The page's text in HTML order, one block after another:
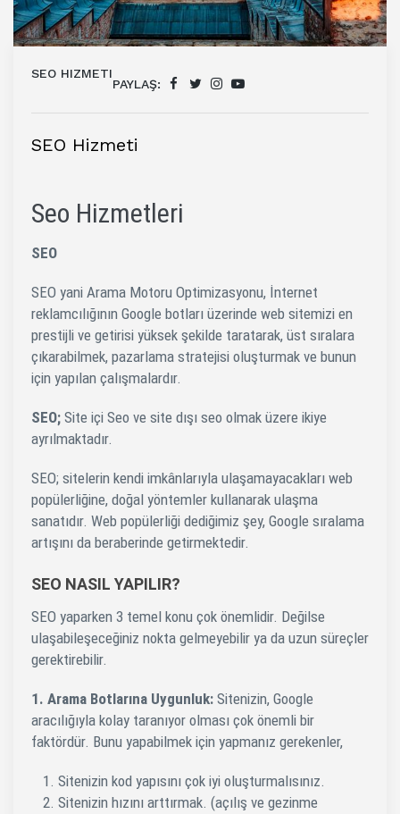
SEO HIZMETI
PAYLAŞ:
SEO Hizmeti
Seo Hizmetleri
SEO
SEO yani Arama Motoru Optimizasyonu, İnternet
reklamcılığının Google botları üzerinde web sitemizi en
prestijli ve getirisi yüksek şekilde taratarak, üst sıralara
çıkarabilmek, pazarlama stratejisi oluşturmak ve bunun
için yapılan çalışmalardır.
SEO; Site içi Seo ve site dışı seo olmak üzere ikiye
ayrılmaktadır.
SEO; sitelerin kendi imkânlarıyla ulaşamayacakları web
popülerliğine, doğal yöntemler kullanarak ulaşma
sanatıdır. Web popülerliği dediğimiz şey, Google sıralama
artışını da beraberinde getirmektedir.
SEO NASIL YAPILIR?
SEO yaparken 3 temel konu çok önemlidir. Değilse
ulaşabileşeceğiniz nokta gelmeyebilir ya da uzun süreçler
gerektirebilir.
1. Arama Botlarına Uygunluk: Sitenizin, Google
aracılığıyla kolay taranıyor olması çok önemli bir
faktördür. Bunu yapabilmek için yapmanız gerekenler,
Sitenizin kod yapısını çok iyi oluşturmalısınız.
Sitenizin hızını arttırmak. (açılış ve gezinme